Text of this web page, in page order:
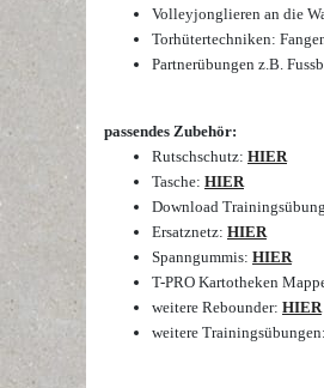
Volleyjonglieren an die
Torhütertechniken:
Partnerübungen z.B.
passendes Zubehör:
Rutschschutz: HIER
Tasche: HIER
Download
Ersatznetz: HIER
Spanngummis: HIER
T-PRO Kartotheken
weitere Rebounder: HIER
weitere Trainingsübungen: